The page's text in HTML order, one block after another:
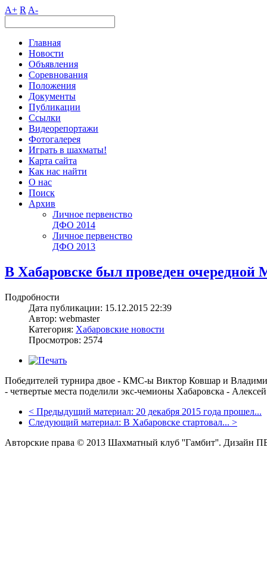
A+ R A-
Главная
Новости
Объявления
Соревнования
Положения
Документы
Публикации
Ссылки
Видеорепортажи
Фотогалерея
Играть в шахматы!
Карта сайта
Как нас найти
О нас
Поиск
Архив
Личное первенство
ДФО 2014
Личное первенство
ДФО 2013
В Хабаровске был проведен
Подробности
Дата публикации: 15.12.2015 22:39
Автор: webmaster
Категория: Хабаровские новости
Просмотров: 2574
Победителей турнира двое - КМС-ы Виктор Ковшар и
- четвертые места поделили экс-чемионы Хабаровска -
< Предыдущий материал: 20 декабря 2015 года прошел...
Следующий материал: В Хабаровске стартовал... >
Авторские права © 2013 Шахматный клуб ''Гамбит''. Дизайн